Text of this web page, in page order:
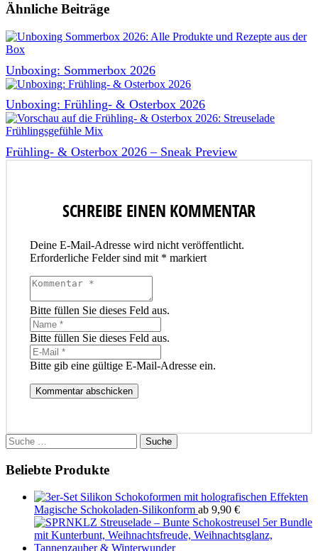
Ähnliche Beiträge
Unboxing: Sommerbox 2026
Unboxing: Frühling- & Osterbox 2026
Frühling- & Osterbox 2026 – Sneak Preview
SCHREIBE EINEN KOMMENTAR
Deine E-Mail-Adresse wird nicht veröffentlicht.
Erforderliche Felder sind mit * markiert
Bitte füllen Sie dieses Feld aus.
Bitte füllen Sie dieses Feld aus.
Bitte gib eine gültige E-Mail-Adresse ein.
Kommentar abschicken
Suche
nach:
Beliebte Produkte
Magische Schokoladen-Silikonform ab 9,90 €